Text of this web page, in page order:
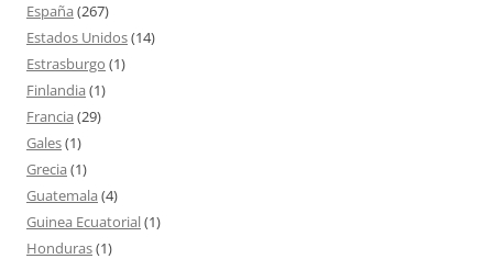
España (267)
Estados Unidos(14)
Estrasburgo (1)
Finlandia (1)
Francia (29)
Gales(1)
Grecia (1)
Guatemala (4)
Guinea Ecuatorial(1)
Honduras(1)